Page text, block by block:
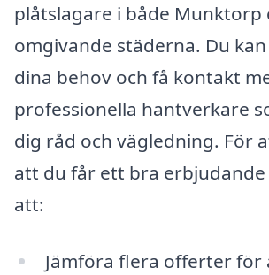
plåtslagare i både Munktorp
omgivande städerna. Du
dina behov och få kontakt
professionella hantverkare
dig råd och vägledning. För
att du får ett bra
att:
Jämföra flera offerter